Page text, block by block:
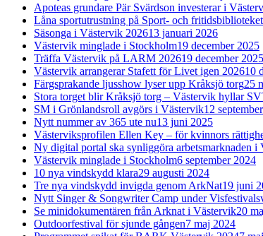
Apoteas grundare Pär Svärdson investerar i
Låna sportutrustning på Sport- och
Säsonga i Västervik 202613 januari 2026
Västervik minglade i Stockholm19 december 2025
Träffa Västervik på LARM 202619 december 2025
Västervik arrangerar Stafett för Livet igen 202610
Färgsprakande ljusshow lyser upp Kråksjö torg25
Stora torget blir Kråksjö torg – Västervik hyllar
SM i Grönlandsroll avgörs i Västervik12
Nytt nummer av 365 ute nu13 juni 2025
Västerviksprofilen Ellen Key – för kvinnors
Ny digital portal ska synliggöra arbetsmarknaden i
Västervik minglade i Stockholm6 september 2024
10 nya vindskydd klara29 augusti 2024
Tre nya vindskydd invigda genom ArkNat19 juni
Nytt Singer & Songwriter Camp under
Se minidokumentären från Arknat i Västervik20
Outdoorfestival för sjunde gången7 maj 2024